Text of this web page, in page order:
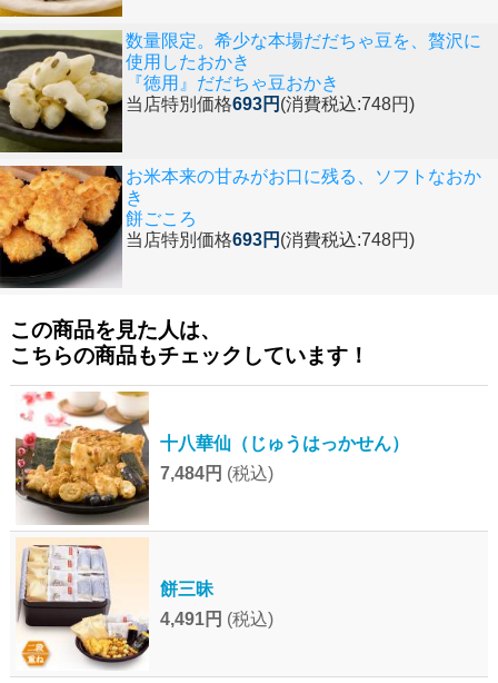
数量限定。希少な本場だだちゃ豆を、贅沢に
使用したおかき
『徳用』だだちゃ豆おかき
当店特別価格693円 (消費税込:748円)
お米本来の甘みがお口に残る、ソフトなおか
き
餅ごころ
当店特別価格693円 (消費税込:748円)
この商品を見た人は、
こちらの商品もチェックしています！
十八華仙（じゅうはっかせん）
7,484円 (税込)
餅三昧
4,491円 (税込)